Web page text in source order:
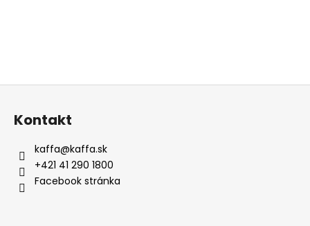
Z
Kontakt
kaffa@kaffa.sk
+421 41 290 1800
Facebook stránka